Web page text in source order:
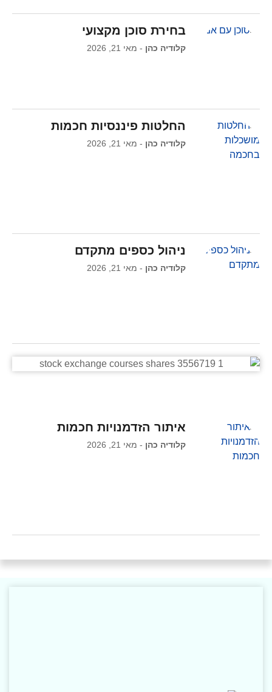
בחירת סוכן מקצועי
קלודיה כהן מאי 21, 2026
החלטות פיננסיות חכמות
קלודיה כהן מאי 21, 2026
ניהול כספים מתקדם
קלודיה כהן מאי 21, 2026
איתור הזדמנויות חכמות
קלודיה כהן מאי 21, 2026